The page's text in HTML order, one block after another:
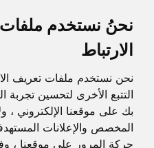
نحنُ نستخدم
الارتباط
نحن نستخدم ملفات تعريف
التتبع الأخرى لتحسين تجربة
بك على موقعنا الإلكتروني ،
المخصص والإعلانات
حركة المرور على موقعنا ،
جميع الحقوق محفوظة لدنيا